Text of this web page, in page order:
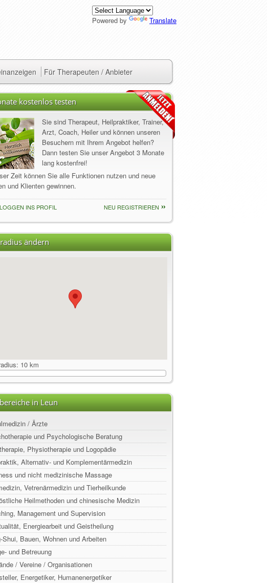
Powered by Translate
Für Therapeuten / Anbieter
kostenlos testen
Sie sind Therapeut, Heilpraktiker, Trainer,
Arzt, Coach, Heiler und können unseren
Besuchern mit Ihrem Angebot helfen?
Dann testen Sie unser Angebot 3 Monate
lang kostenfrei!
Zeit können Sie alle Funktionen nutzen und neue
und Klienten gewinnen.
INS PROFIL NEU REGISTRIEREN
ändern
10 km
in Leun
/ Ärzte
und Psychologische Beratung
Physiotherapie und Logopädie
Alternativ- und Komplementärmedizin
und nicht medizinische Massage
Vetrenärmedizin und Tierheilkunde
Heilmethoden und chinesische Medizin
Management und Supervision
Energiearbeit und Geistheilung
Shui, Bauen, Wohnen und Arbeiten
und Betreuung
/ Vereine / Organisationen
Energetiker, Humanenergetiker